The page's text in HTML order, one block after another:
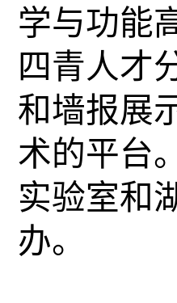
学与功能
四青人才
和墙报展
术的平台
实验室和
办。